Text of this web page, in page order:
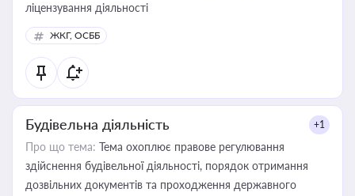
ліцензування діяльності
ЖКГ, ОСББ
Будівельна діяльність +1
Про що тема: Тема охоплює правове регулювання
здійснення будівельної діяльності, порядок отримання
дозвільних документів та проходження державного